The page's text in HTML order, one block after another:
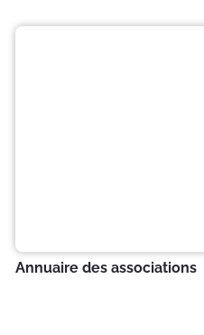
Annuaire des associations